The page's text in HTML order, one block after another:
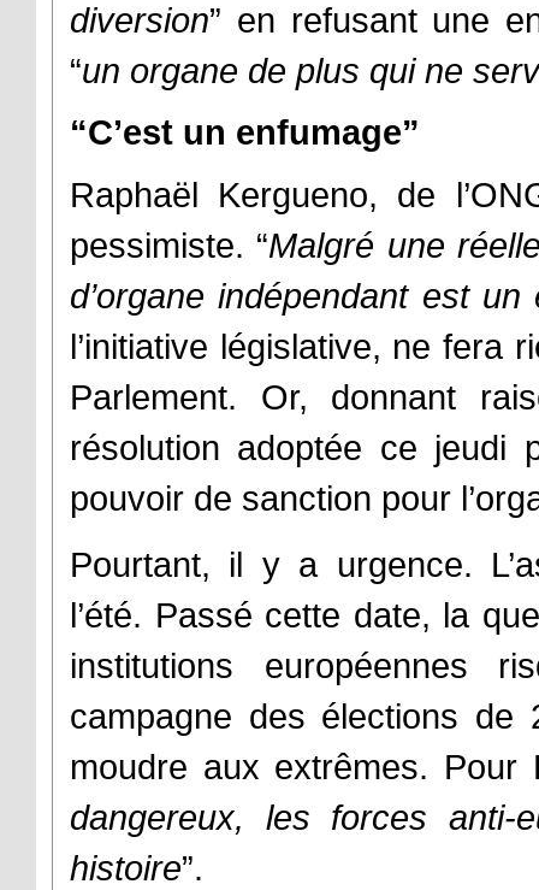
diversion” en refusant une
“un organe de plus qui ne
“C’est un enfumage”
Raphaël Kergueno, de
pessimiste. “Malgré une
d’organe indépendant est un
l’initiative législative, ne fera
Parlement. Or, donnant
résolution adoptée ce jeudi
pouvoir de sanction pour
Pourtant, il y a urgence.
l’été. Passé cette date, la
institutions européennes
campagne des élections
moudre aux extrêmes. Pour
dangereux, les forces anti-
histoire”.